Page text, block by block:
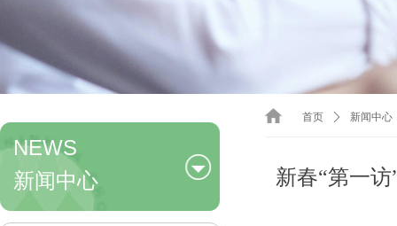
新春“第一
首页 ꄲ 新闻中心
NEWS
新闻中心